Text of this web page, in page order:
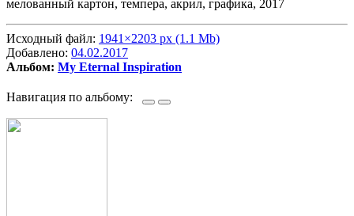
мелованный картон, темпера, акрил, графика, 2017
Исходный файл: 1941×2203 px (1.1 Mb)
Добавлено: 04.02.2017
Альбом: My Eternal Inspiration
Навигация по альбому: